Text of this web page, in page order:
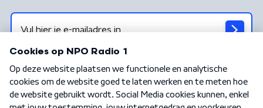
Algemene voorwaarden